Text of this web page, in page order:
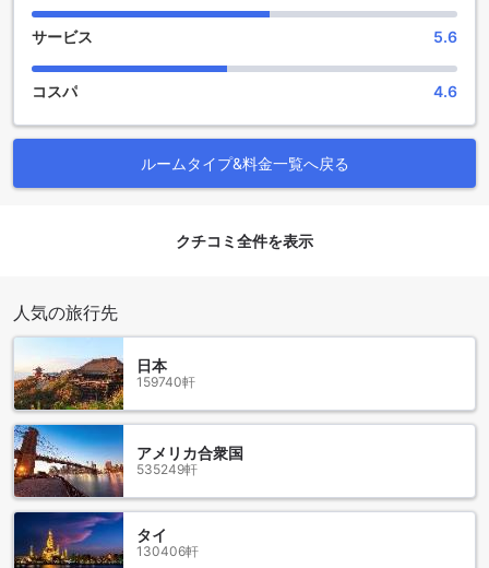
とって理想的な宿泊先です。室内プールをはじめ、フィット
ネスセンター、屋外プールなど、充実したスポーツ施設が提
とができ、リラックスした時間を過ごすことができます。ま
た、フィットネスセンターでは最新のトレーニング機器を備
えており、健康や美容への意識が高い方におすすめです。さ
らに、屋外プールでは、美しい景色を眺めながら水泳を楽し
むことができます。ザ ニュー カールトン ナハリヤ ホテルで
は、スポーツを楽しむための施設が充実しており、滞在中に
至れり尽くせりの便利設備が揃ったザ ニュー カールトン ナハ
ザ ニュー カールトン ナハリヤ ホテルは、快適な滞在をお約
束するさまざまな便利設備を提供しています。24時間ルーム
サービスでは、いつでもお部屋でお食事をお楽しみいただけ
ます。また、宿泊者の洗濯物をお預かりし、迅速に仕上げる
ランドリーサービスもご利用いただけます。さらに、お部屋
での食事やドリンクの注文も可能なルームサービスが用意さ
れています。コンシェルジュは、観光情報やレストラン予約
など、お客様のさまざまな要望にお応えします。公共エリア
でのWi-Fiも利用でき、インターネットに接続して情報をチェ
ックすることができます。喫煙エリアも指定されており、喫
煙者の方も快適にお過ごしいただけます。全客室で無料のWi-
Fiも提供されており、快適なインターネット環境をお楽しみい
サービス 5.6
コスパ 4.6
ルームタイプ&料金一覧へ戻る
クチコミ全件を表示
人気の旅行先
日本
159740軒
アメリカ合衆国
535249軒
タイ
130406軒